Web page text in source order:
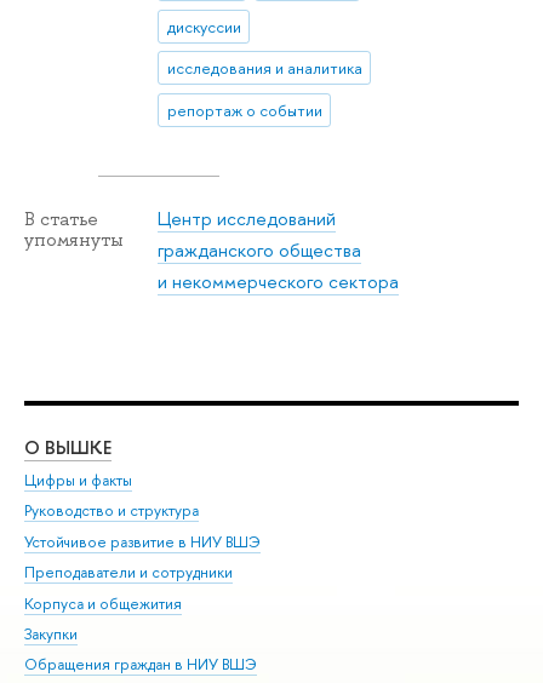
дискуссии
исследования и аналитика
репортаж о событии
В статье
упомянуты
Центр исследований
гражданского общества
и некоммерческого сектора
О ВЫШКЕ
Цифры и факты
Руководство и структура
Устойчивое развитие в НИУ ВШЭ
Преподаватели и сотрудники
Корпуса и общежития
Закупки
Обращения граждан в НИУ ВШЭ